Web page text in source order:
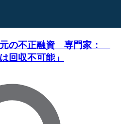
元の不正融資 専門家：
回収不可能」